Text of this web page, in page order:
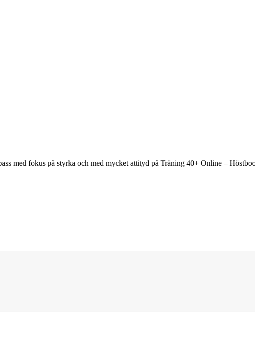
med fokus på styrka och med mycket attityd på Träning 40+ Online –